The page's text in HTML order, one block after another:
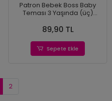
Patron Bebek Boss Baby
Teması 3 Yaşında (üç)
89,90 TL
Sepete Ekle
2